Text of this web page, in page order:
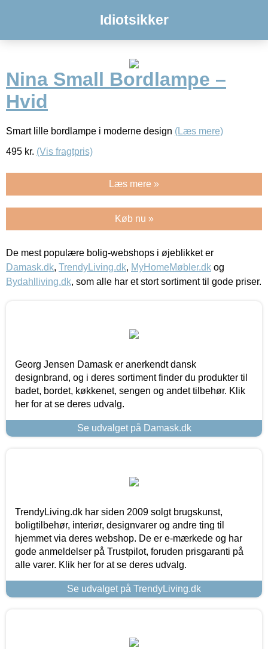
Idiotsikker
Nina Small Bordlampe –
Hvid
Smart lille bordlampe i moderne design (Læs mere)
495 kr. (Vis fragtpris)
Læs mere »
Køb nu »
De mest populære bolig-webshops i øjeblikket er
Damask.dk, TrendyLiving.dk, MyHomeMøbler.dk og
Bydahlliving.dk, som alle har et stort sortiment til gode priser.
Georg Jensen Damask er anerkendt dansk
designbrand, og i deres sortiment finder du produkter til
badet, bordet, køkkenet, sengen og andet tilbehør. Klik
her for at se deres udvalg.
Se udvalget på Damask.dk
TrendyLiving.dk har siden 2009 solgt brugskunst,
boligtilbehør, interiør, designvarer og andre ting til
hjemmet via deres webshop. De er e-mærkede og har
gode anmeldelser på Trustpilot, foruden prisgaranti på
alle varer. Klik her for at se deres udvalg.
Se udvalget på TrendyLiving.dk